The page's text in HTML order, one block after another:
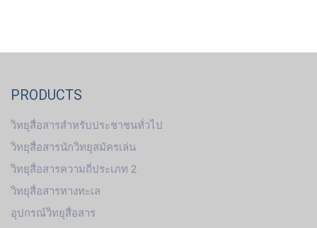
PRODUCTS
วิทยุสื่อสารสำหรับประชาชนทั่วไป
วิทยุสื่อสารนักวิทยุสมัครเล่น
วิทยุสื่อสารความถี่ประเภท 2
วิทยุสื่อสารทางทะเล
อุปกรณ์วิทยุสื่อสาร